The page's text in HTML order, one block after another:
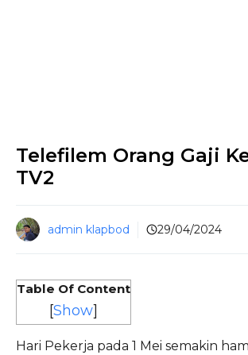
Telefilem Orang Gaji
TV2
admin klapbod 29/04/2024
Table Of Content
[Show]
Hari Pekerja pada 1 Mei semakin